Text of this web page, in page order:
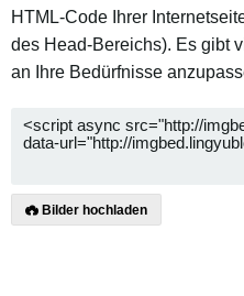
HTML-Code Ihrer
des Head-Bereichs). Es gibt
an Ihre Bedürfnisse
Bilder hochladen